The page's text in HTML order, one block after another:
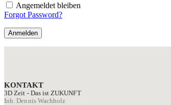
Angemeldet bleiben
Forgot Password?
Anmelden
KONTAKT
3D Zeit - Das ist ZUKUNFT
Inh. Dennis Wachholz